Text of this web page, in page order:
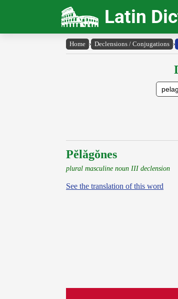
Latin
Home › Declensions / Conjugations ›
Pĕlăgŏnes
plural masculine noun III declension
See the translation of this word